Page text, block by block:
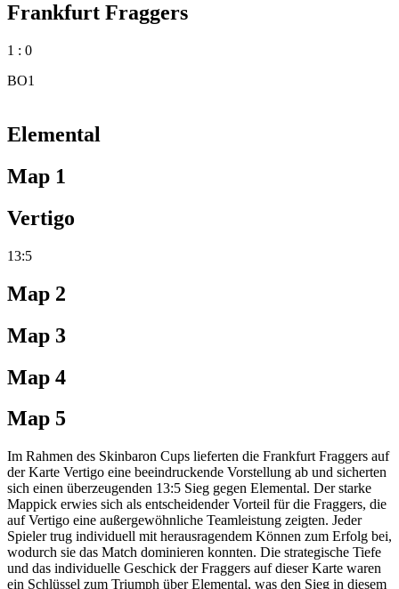
Frankfurt Fraggers
1 : 0
BO1
Elemental
Map 1
Vertigo
13:5
Map 2
Map 3
Map 4
Map 5
Im Rahmen des Skinbaron Cups lieferten die Frankfurt Fraggers auf
der Karte Vertigo eine beeindruckende Vorstellung ab und sicherten
sich einen überzeugenden 13:5 Sieg gegen Elemental. Der starke
Mappick erwies sich als entscheidender Vorteil für die Fraggers, die
auf Vertigo eine außergewöhnliche Teamleistung zeigten. Jeder
Spieler trug individuell mit herausragendem Können zum Erfolg bei,
wodurch sie das Match dominieren konnten. Die strategische Tiefe
und das individuelle Geschick der Fraggers auf dieser Karte waren
ein Schlüssel zum Triumph über Elemental, was den Sieg in diesem